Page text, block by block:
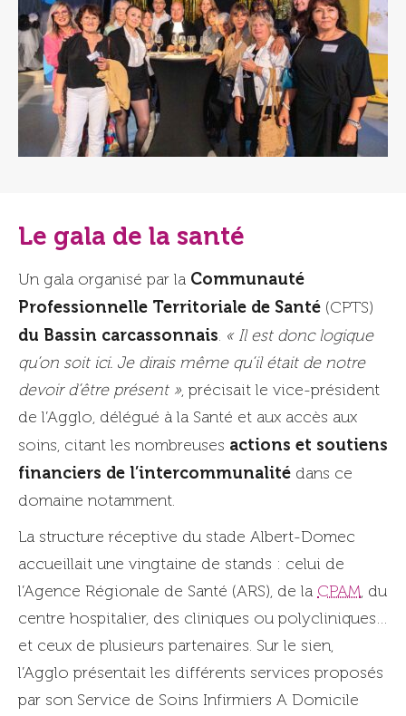
Le gala de la santé
Un gala organisé par la Communauté
Professionnelle Territoriale de Santé (CPTS)
du Bassin carcassonnais. « Il est donc logique
qu’on soit ici. Je dirais même qu’il était de notre
devoir d’être présent », précisait le vice-président
de l’Agglo, délégué à la Santé et aux accès aux
soins, citant les nombreuses actions et soutiens
financiers de l’intercommunalité dans ce
domaine notamment.
La structure réceptive du stade Albert-Domec
accueillait une vingtaine de stands : celui de
l’Agence Régionale de Santé (ARS), de la CPAM, du
centre hospitalier, des cliniques ou polycliniques…
et ceux de plusieurs partenaires. Sur le sien,
l’Agglo présentait les différents services proposés
par son Service de Soins Infirmiers A Domicile